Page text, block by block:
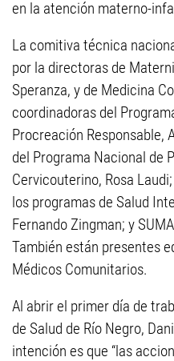
en la atención materno-
La comitiva técnica
por la directoras de
Speranza, y de Medicina
coordinadoras del
Procreación Responsable,
del Programa Nacional de
Cervicouterino, Rosa
los programas de Salud
Fernando Zingman; y
También están presentes
Médicos Comunitarios.
Al abrir el primer día de
de Salud de Río Negro,
intención es que “las